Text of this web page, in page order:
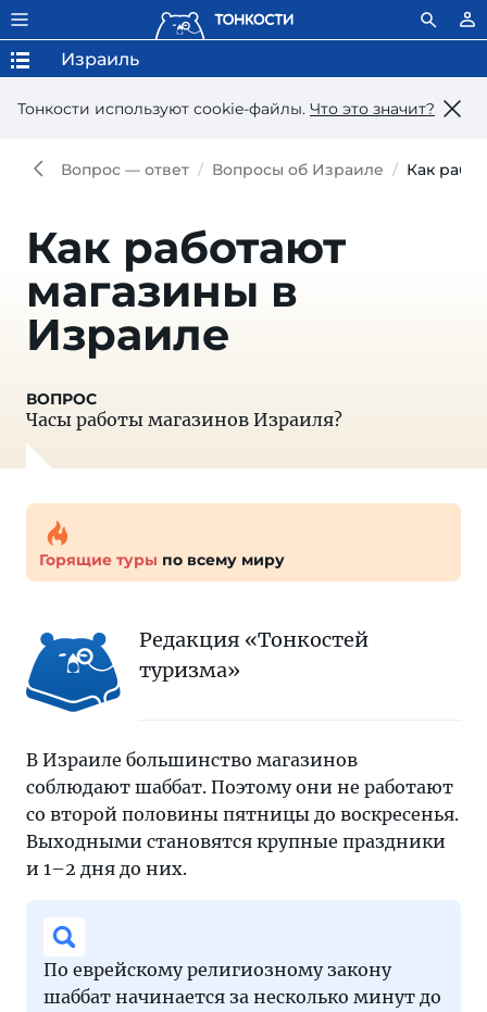
Тонкости используют сookie-файлы. Что это значит?
Израиль
Вопрос — ответ Вопросы об Израиле Как
Как работают
магазины в
Израиле
Часы работы магазинов Израиля?
Горящие туры по всему миру
Редакция «Тонкостей
туризма»
В Израиле большинство магазинов
соблюдают шаббат. Поэтому они не работают
со второй половины пятницы до воскресенья.
Выходными становятся крупные праздники
и 1–2 дня до них.
По еврейскому религиозному закону
шаббат начинается за несколько минут до